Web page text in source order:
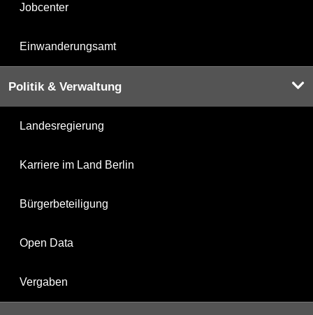
Jobcenter
Einwanderungsamt
Politik & Verwaltung
Landesregierung
Karriere im Land Berlin
Bürgerbeteiligung
Open Data
Vergaben